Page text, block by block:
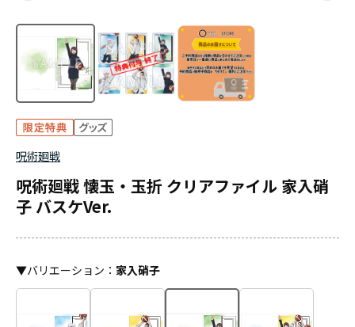
呪術廻戦
呪術廻戦 懐玉・玉折 クリアファイル 家入硝
子 バスケVer.
▼バリエーション ： 家入硝子